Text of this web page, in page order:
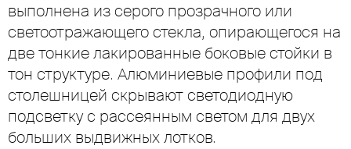
выполнена из серого прозрачного или
светоотражающего стекла, опирающегося на
две тонкие лакированные боковые стойки в
тон структуре. Алюминиевые профили под
столешницей скрывают светодиодную
подсветку с рассеянным светом для двух
больших выдвижных лотков.